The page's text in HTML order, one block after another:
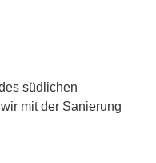
südlichen
mit der Sanierung